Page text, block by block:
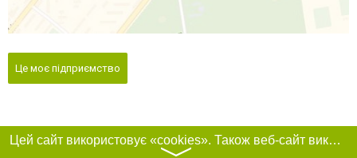
Це моє підприємство
Цей сайт використовує «cookies». Також веб-сайт використовує інтернет-сервіс для збору технічних даних стосовно відвідувачів з метою отримання маркетингової та статистичної інформації. Умови обробки даних відвідувачів сайту див.
〉